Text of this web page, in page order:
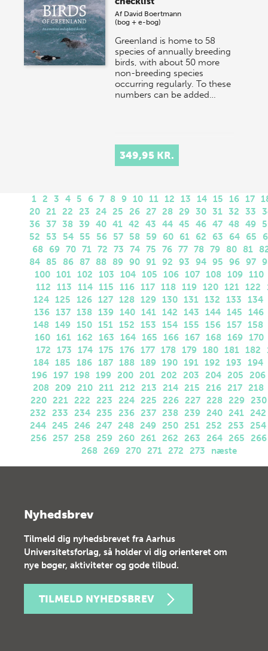
Af David Boertmann
(bog + e-bog)
Greenland is home to 58
species of annually breeding
birds, with about 50 more
non-breeding species
occurring regularly. To these
numbers can be added…
349,95 KR.
1 2 3 4 5 6 7 8 9 10 11 12 13 14 15 16 17
20 21 22 23 24 25 26 27 28 29 30 31 32 33
36 37 38 39 40 41 42 43 44 45 46 47 48 49
52
53 54 55 56 57 58 59 60 61 62 63 64 65
68
69 70 71 72 73 74 75 76 77 78 79 80 81
84 85 86 87 88 89 90 91 92 93 94 95 96 97
100 101 102 103 104 105 106 107 108 109 110
112
113 114 115 116 117 118 119 120 121 122
124 125 126 127 128 129 130 131 132 133
134
136 137 138 139 140 141 142 143 144 145
146
148 149 150 151 152 153 154 155 156 157 158
160 161 162 163 164 165 166 167 168 169 170
172
173 174 175 176 177 178 179 180 181 182
184 185 186 187 188 189 190 191 192 193
194
196 197 198 199 200 201 202 203 204 205
206
208 209 210 211 212 213 214 215 216 217 218
220 221 222 223 224 225 226 227 228 229 230
232
233 234 235 236 237 238 239 240 241 242
244 245 246 247 248 249 250 251 252 253
254
256 257 258 259 260 261 262 263 264 265
266
268 269 270 271 272 273 næste
Nyhedsbrev
Tilmeld dig nyhedsbrevet fra Aarhus
Universitetsforlag, så holder vi dig orienteret om
nye bøger, aktiviteter og gode tilbud.
TILMELD NYHEDSBREV